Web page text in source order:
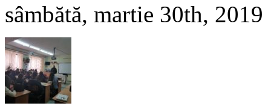
sâmbătă, martie 30th, 2019